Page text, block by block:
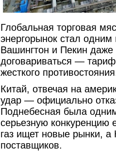
Глобальная торговая
энергорынок стал
Вашингтон и Пекин даже
договариваться —
жесткого
Китай, отвечая на
удар — официально
Поднебесная была
серьезную конкуренцию
газ ищет новые рынки,
поставщиков.